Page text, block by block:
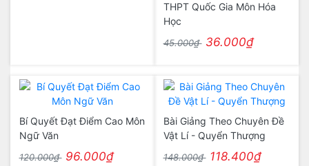
THPT Quốc Gia Môn Hóa
Học
45.000₫ 36.000₫
Bí Quyết Đạt Điểm Cao Môn
Ngữ Văn
120.000₫ 96.000₫
Bài Giảng Theo Chuyên Đề
Vật Lí - Quyển Thượng
148.000₫ 118.400₫